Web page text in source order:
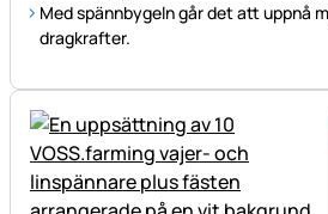
Med spännbygeln går det att uppnå
dragkrafter.